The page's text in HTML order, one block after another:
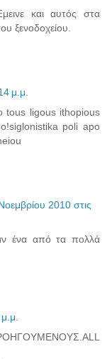
και αυτός στα
ξενοδοχείου.
μ.μ.
tous ligous ithopious
poli apo
2010 στις
ένα από τα πολλά
μ.μ.